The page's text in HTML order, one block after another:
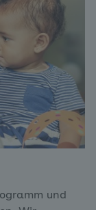
und